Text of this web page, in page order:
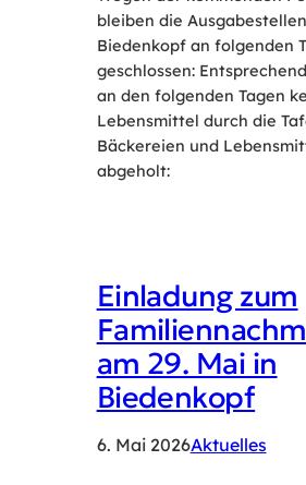
bleiben die
Biedenkopf an folgenden
geschlossen:
an den folgenden Tagen
Lebensmittel durch die
Bäckereien und
abgeholt:
Einladung zum
am 29. Mai in
Biedenkopf
6. Mai 2026Aktuelles